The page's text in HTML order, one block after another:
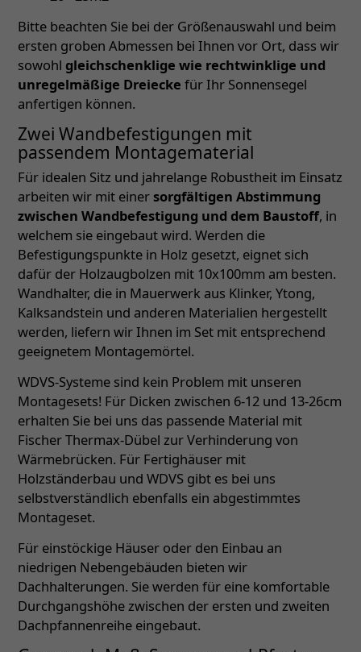
Bitte beachten Sie bei der Größenauswahl und beim
ersten groben Abmessen bei Ihnen vor Ort, dass wir
sowohl gleichschenklige wie rechtwinklige und
unregelmäßige Dreiecke für Ihr Sonnensegel
anfertigen können.
Zwei Wandbefestigungen mit
passendem Montagematerial
Für idealen Sitz und jahrelange Robustheit im Einsatz
arbeiten wir mit einersorgfältigen Abstimmung
zwischen Wandbefestigung und dem Baustoff, in
welchem sie eingebaut wird. Werden die
Befestigungspunkte in Holz gesetzt, eignet sich
dafür der Holzaugbolzen mit 10x100mm am besten.
Wandhalter, die in Mauerwerk aus Klinker, Ytong,
Kalksandstein und anderen Materialien hergestellt
werden, liefern wir Ihnen im Set mit entsprechend
geeignetem Montagemörtel.
WDVS-Systeme sind kein Problem mit unseren
Montagesets! Für Dicken zwischen 6-12 und 13-26cm
erhalten Sie bei uns das passende Material mit
Fischer Thermax-Dübel zur Verhinderung von
Wärmebrücken. Für Fertighäuser mit
Holzständerbau und WDVS gibt es bei uns
selbstverständlich ebenfalls ein abgestimmtes
Montageset.
Für einstöckige Häuser oder den Einbau an
niedrigen Nebengebäuden bieten wir
Dachhalterungen. Sie werden für eine komfortable
Durchgangshöhe zwischen der ersten und zweiten
Dachpfannenreihe eingebaut.